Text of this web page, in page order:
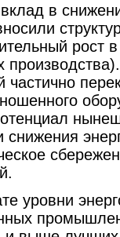
в
частично
снижения
уровни